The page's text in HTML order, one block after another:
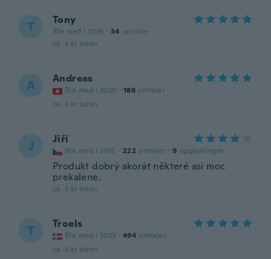
T Tony
Ble med i 2016 · 34 omtaler
ca. 3 år siden
A Andreas
Ble med i 2020 · 186 omtaler
ca. 3 år siden
J Jiří
Ble med i 2015 · 222 omtaler · 9 opplastinger
Produkt dobrý akorát některé asi moc
prekalene.
ca. 3 år siden
T Troels
Ble med i 2023 · 494 omtaler
ca. 3 år siden